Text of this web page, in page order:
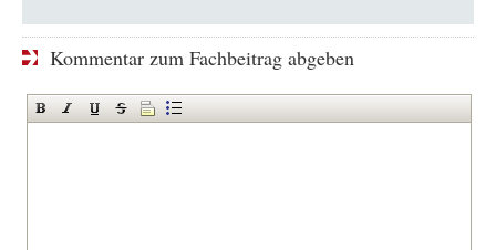
Kommentar zum Fachbeitrag abgeben